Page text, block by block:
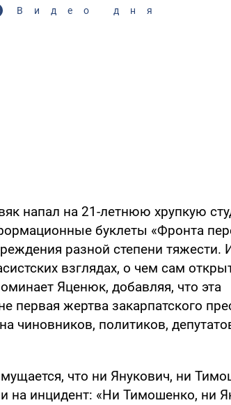
Видео дня
напал на 21-летнюю хрупкую
буклеты «Фронта
разной степени тяжести.
взглядах, о чем сам
Яценюк, добавляя, что эта
первая жертва закарпатского
чиновников, политиков,
что ни Янукович, ни
на инцидент: «Ни Тимошенко, ни